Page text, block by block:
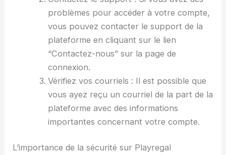
problèmes pour accéder à votre compte,
vous pouvez contacter le support de la
plateforme en cliquant sur le lien
“Contactez-nous” sur la page de
connexion.
Vérifiez vos courriels : Il est possible que
vous ayez reçu un courriel de la part de la
plateforme avec des informations
importantes concernant votre compte.
L’importance de la sécurité sur Playregal